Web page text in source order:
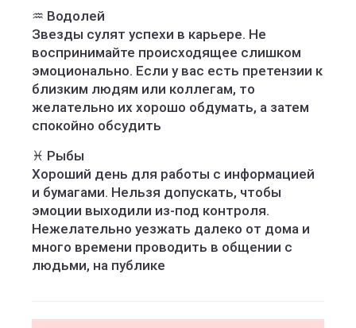
♒️ Водолей
Звезды сулят успехи в карьере. Не
воспринимайте происходящее слишком
эмоционально. Если у вас есть претензии к
близким людям или коллегам, то
желательно их хорошо обдумать, а затем
спокойно обсудить
♓️ Рыбы
Хороший день для работы с информацией
и бумагами. Нельзя допускать, чтобы
эмоции выходили из-под контроля.
Нежелательно уезжать далеко от дома и
много времени проводить в общении с
людьми, на публике